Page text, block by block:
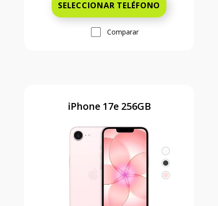
SELECCIONAR TELÉFONO
Comparar
iPhone 17e 256GB